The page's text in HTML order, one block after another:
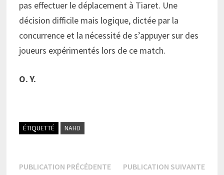
pas effectuer le déplacement à Tiaret. Une
décision difficile mais logique, dictée par la
concurrence et la nécessité de s’appuyer sur des
joueurs expérimentés lors de ce match.
O. Y.
ÉTIQUETTÉ NAHD
Navigation
PUBLICATION PRÉCÉDENTEPublication
PUBLICATION SUIVANTE